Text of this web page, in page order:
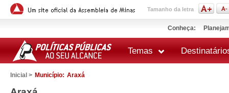
Tamanho da letra
Conheça:
Temas
Inicial > Município: Araxá